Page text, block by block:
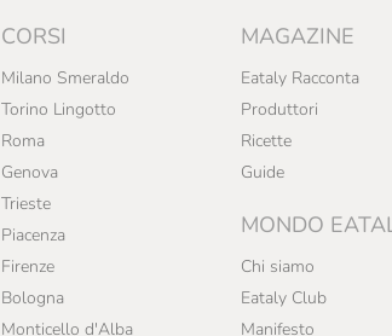
CORSI
Milano Smeraldo
Torino Lingotto
Roma
Genova
Trieste
Piacenza
Firenze
Bologna
Monticello d'Alba
MAGAZINE
Eataly Racconta
Produttori
Ricette
Guide
MONDO
Chi siamo
Eataly Club
Manifesto